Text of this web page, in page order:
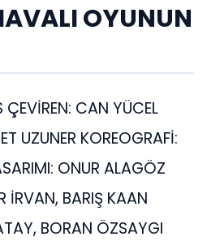
OYUNUN
ÇEVİREN: CAN YÜCEL
UZUNER KOREOGRAFİ:
ONUR ALAGÖZ
İRVAN, BARIŞ KAAN
BORAN ÖZSAYGI